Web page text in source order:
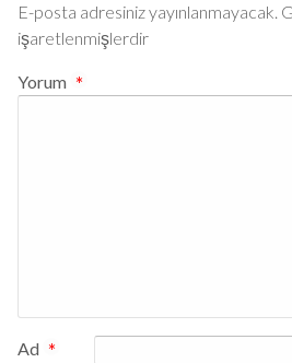
E-posta adresiniz yayınlanmayacak.
işaretlenmişlerdir
Yorum *
Ad *